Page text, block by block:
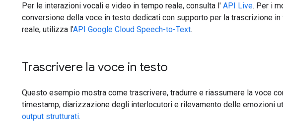
Per le interazioni vocali e video in tempo reale, consulta l' API Live. Per i
conversione della voce in testo dedicati con supporto per la trascrizione in
reale, utilizza l'API Google Cloud Speech-to-Text.
Trascrivere la voce in testo
Questo esempio mostra come trascrivere, tradurre e riassumere la voce
timestamp, diarizzazione degli interlocutori e rilevamento delle emozioni
output strutturati.